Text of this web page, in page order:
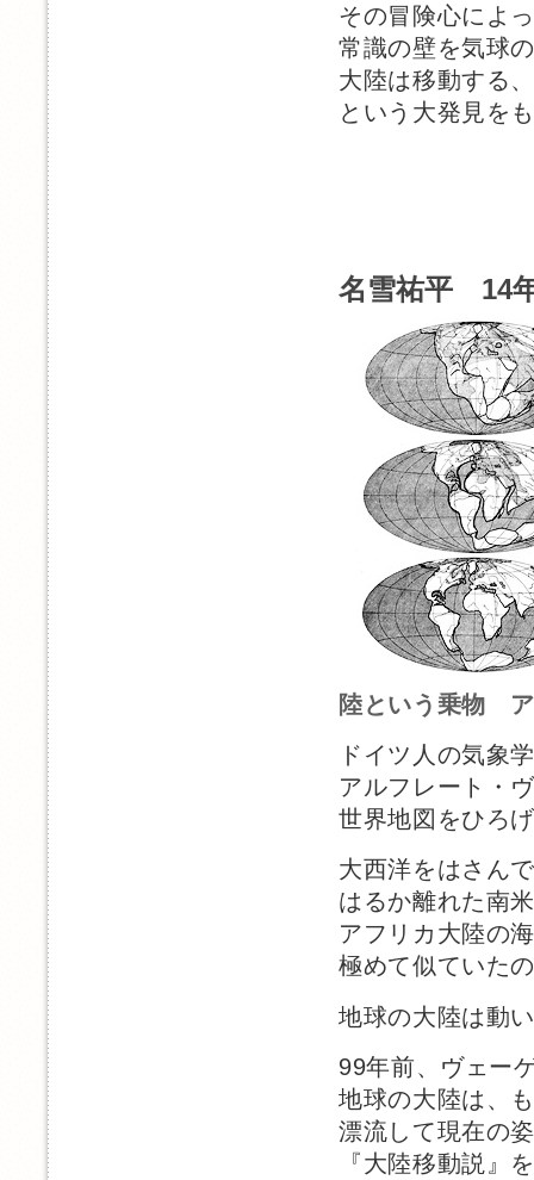
その冒険心によ
常識の壁を気球
大陸は移動する
という大発見を
名雪祐平 14
陸という乗物
ドイツ人の気象
アルフレート・
世界地図をひろ
大西洋をはさん
はるか離れた南
アフリカ大陸の
極めて似ていた
地球の大陸は動
99年前、ヴェー
地球の大陸は、
漂流して現在の
『大陸移動説』